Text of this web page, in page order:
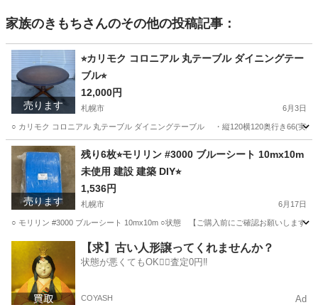
家族のきもちさんのその他の投稿記事：
売ります
⭐︎カリモク コロニアル 丸テーブル ダイニングテー
ブル⭐︎
12,000円
札幌市 6月3日
○ カリモク コロニアル 丸テーブル ダイニングテーブル ・縦120横120奥行き66(
北海道 札幌市 テーブル コロニアル
売ります
残り6枚⭐︎モリリン #3000 ブルーシート 10mx10m
未使用 建設 建築 DIY⭐︎
1,536円
札幌市 6月17日
○ モリリン #3000 ブルーシート 10mx10m ○状態 【ご購入前にご確認お願いします
その他 モリリン
【求】古い人形譲ってくれませんか？
状態が悪くてもOK🙆‍♀️査定0円‼️
COYASH Ad